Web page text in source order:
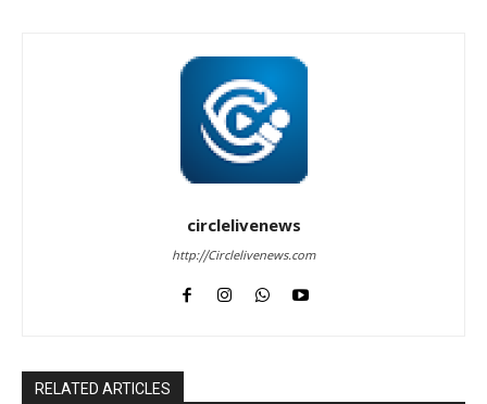
circlelivenews
http://Circlelivenews.com
RELATED ARTICLES